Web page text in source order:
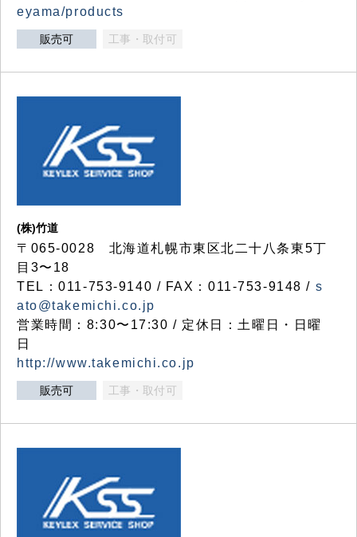
eyama/products
販売可 工事・取付可
(株)竹道
〒065-0028 北海道札幌市東区北二十八条東5丁
目3〜18
TEL：011-753-9140 / FAX：011-753-9148 / s
ato@takemichi.co.jp
営業時間：8:30〜17:30 / 定休日：土曜日・日曜
日
http://www.takemichi.co.jp
販売可 工事・取付可